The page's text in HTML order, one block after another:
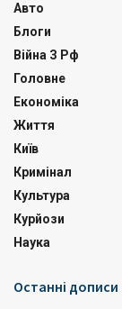
Авто
Блоги
Війна З Рф
Головне
Економіка
Життя
Київ
Кримінал
Культура
Курйози
Наука
Останні дописи